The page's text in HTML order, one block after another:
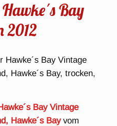
Bay
2012
Bay Vintage
Hawke´s Bayvom